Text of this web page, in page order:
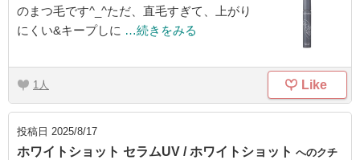
のまつ毛です^_^ただ、直毛すぎて、上がり
にくい&キープしに …続きをみる
1 Like
投稿日 2025/8/17
ホワイトショット セラムUV / ホワイトショット へのクチ